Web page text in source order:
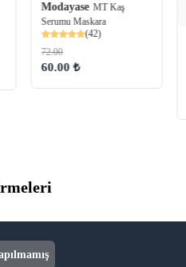
Modayase MT Kaş
Serumu Maskara
(42)
72.00
60.00 ₺